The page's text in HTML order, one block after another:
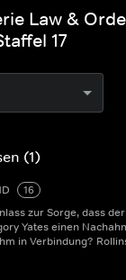
Law &
17
(1)
16
zur Sorge, dass
Yates einen
in Verbindung?